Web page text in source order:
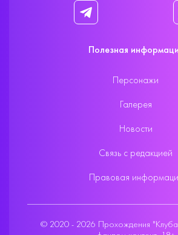
Полезная
Персонажи
Галерея
Новости
Связь с редакцией
Правовая
© 2020 - 2026 Прохождения